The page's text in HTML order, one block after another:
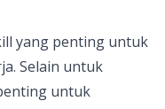
yang penting untuk
Selain untuk
untuk